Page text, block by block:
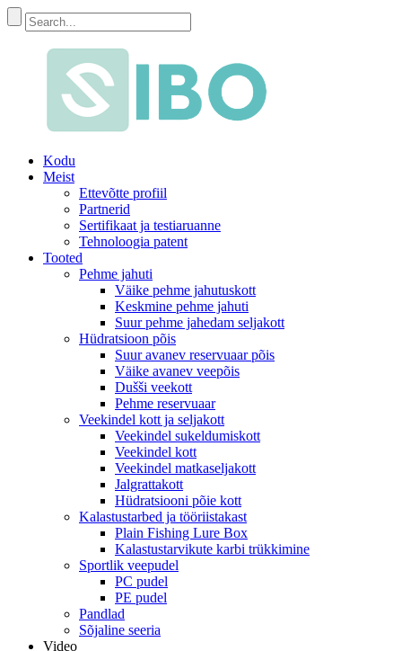
Kodu
Meist
Ettevõtte profiil
Partnerid
Sertifikaat ja testiaruanne
Tehnoloogia patent
Tooted
Pehme jahuti
Väike pehme jahutuskott
Keskmine pehme jahuti
Suur pehme jahedam seljakott
Hüdratsioon põis
Suur avanev reservuaar põis
Väike avanev veepõis
Dušši veekott
Pehme reservuaar
Veekindel kott ja seljakott
Veekindel sukeldumiskott
Veekindel kott
Veekindel matkaseljakott
Jalgrattakott
Hüdratsiooni põie kott
Kalastustarbed ja tööriistakast
Plain Fishing Lure Box
Kalastustarvikute karbi trükkimine
Sportlik veepudel
PC pudel
PE pudel
Pandlad
Sõjaline seeria
Video